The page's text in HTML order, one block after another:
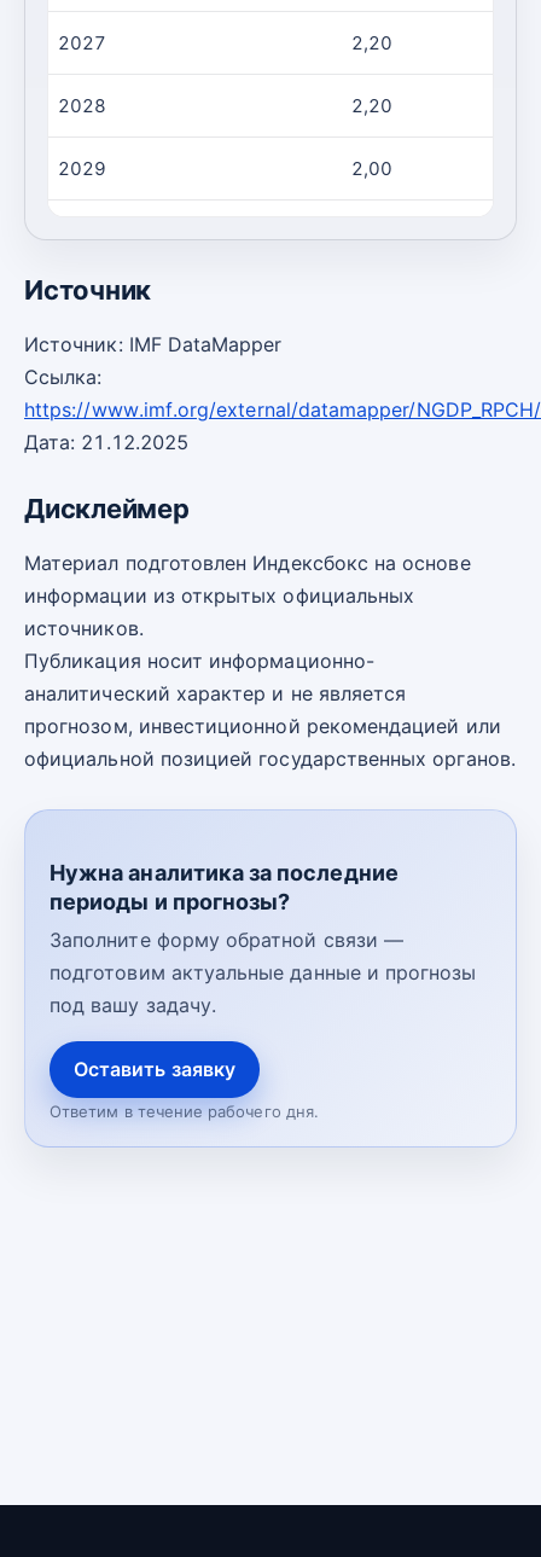
2027 2,20
2028 2,20
2029 2,00
Источник
Источник: IMF DataMapper
Ссылка:
https://www.imf.org/external/datamapper/NGDP_RPCH/
Дата: 21.12.2025
Дисклеймер
Материал подготовлен Индексбокс на основе
информации из открытых официальных
источников.
Публикация носит информационно-
аналитический характер и не является
прогнозом, инвестиционной рекомендацией или
официальной позицией государственных органов.
Нужна аналитика за последние
периоды и прогнозы?
Заполните форму обратной связи —
подготовим актуальные данные и прогнозы
под вашу задачу.
Оставить заявку
Ответим в течение рабочего дня.